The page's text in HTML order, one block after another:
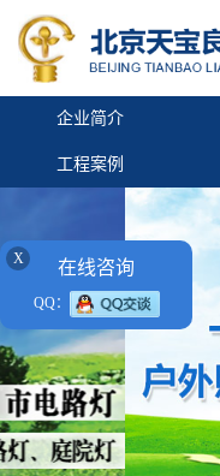
企业简介
工程案例
X 在线咨询
QQ：